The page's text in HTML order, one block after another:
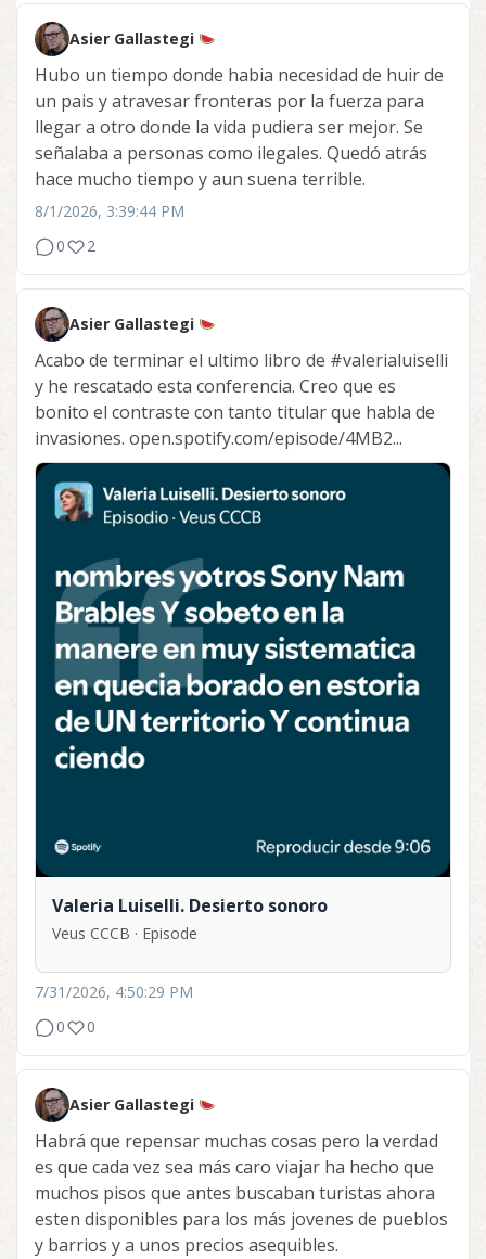
Asier Gallastegi
Hubo un tiempo donde habia necesidad de huir de
un pais y atravesar fronteras por la fuerza para
llegar a otro donde la vida pudiera ser mejor. Se
señalaba a personas como ilegales. Quedó atrás
hace mucho tiempo y aun suena terrible.
8/1/2026, 3:39:44 PM
0
2
Asier Gallastegi
Acabo de terminar el ultimo libro de #valerialuiselli
y he rescatado esta conferencia. Creo que es
bonito el contraste con tanto titular que habla de
invasiones. open.spotify.com/episode/4MB2...
Valeria Luiselli. Desierto sonoro
Veus CCCB · Episode
7/31/2026, 4:50:29 PM
0
0
Asier Gallastegi
Habrá que repensar muchas cosas pero la verdad
es que cada vez sea más caro viajar ha hecho que
muchos pisos que antes buscaban turistas ahora
esten disponibles para los más jovenes de pueblos
y barrios y a unos precios asequibles.